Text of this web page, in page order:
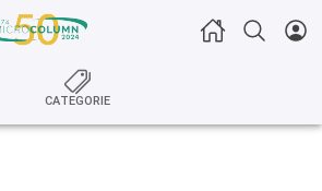
CATEGORIE